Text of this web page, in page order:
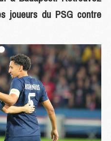
joueurs du PSG contre